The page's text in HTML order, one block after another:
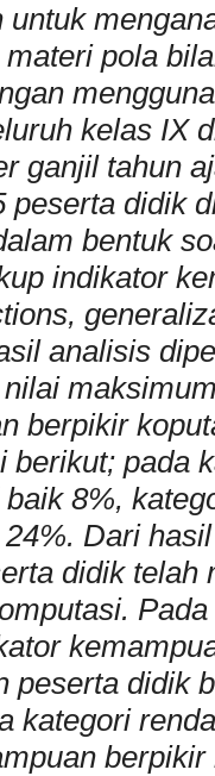
pola
kelas IX
ganjil tahun
peserta didik
bentuk
indikator
analisis
berpikir
berikut; pada
8%,
Dari
didik telah
peserta didik
kategori